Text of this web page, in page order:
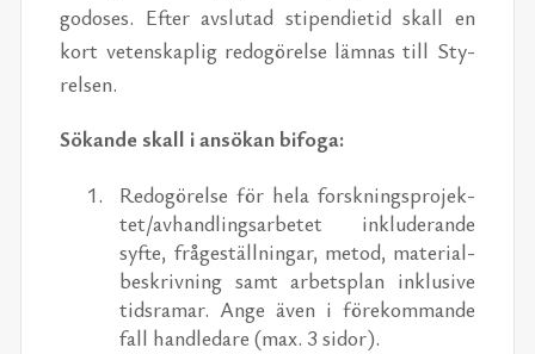
go­do­ses. Ef­ter av­slu­tad sti­pen­di­e­tid skall en
kort ve­ten­skap­lig re­do­gö­rel­se läm­nas till Sty­
rel­sen.
Sö­kan­de skall i an­sö­kan bi­fo­ga:
Re­do­gö­rel­se för hela forsk­nings­pro­jek­
tet/​av­hand­lings­ar­be­tet in­klu­de­ran­de
syf­te, frå­ge­ställ­ning­ar, me­tod, ma­te­ri­al­
be­skriv­ning samt ar­bets­plan in­klu­si­ve
tids­ra­mar. Ange även i fö­re­kom­man­de
fall hand­le­da­re (max. 3 si­dor).